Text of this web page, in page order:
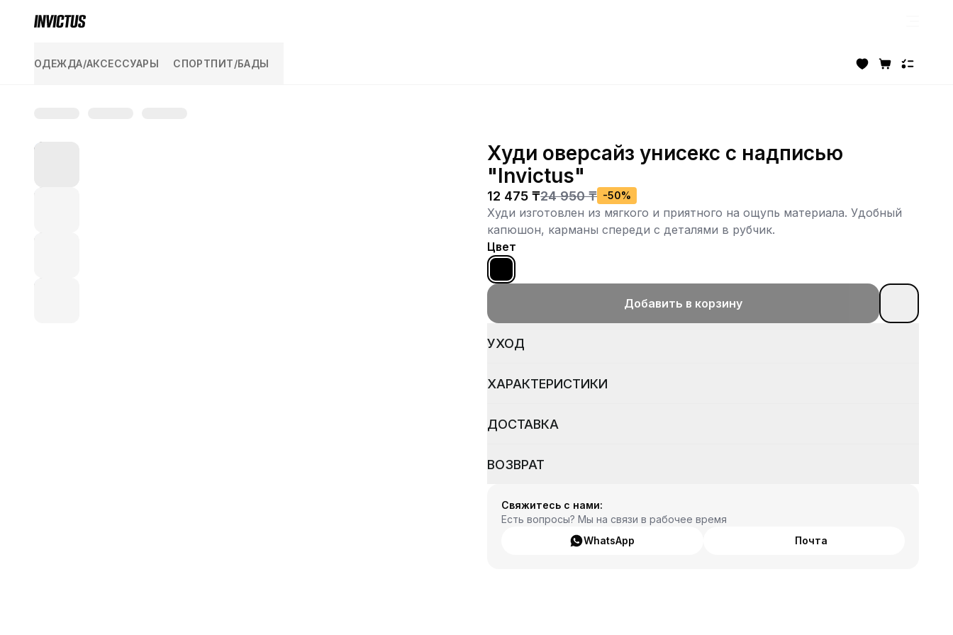
ОДЕЖДА/АКСЕССУАРЫ СПОРТПИТ/БАДЫ
KAZAKH YUVELIR
Худи оверсайз унисекс с надписью
"Invictus"
12 475 ₸24 950 ₸ -50%
Худи изготовлен из мягкого и приятного на ощупь материала. Удобный
капюшон, карманы спереди с деталями в рубчик.
Цвет
Добавить в корзину
УХОД
ХАРАКТЕРИСТИКИ
ДОСТАВКА
ВОЗВРАТ
Свяжитесь с нами:
Есть вопросы? Мы на связи в рабочее время
WhatsApp
Почта